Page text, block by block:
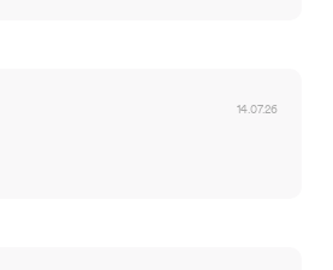
14.07.26